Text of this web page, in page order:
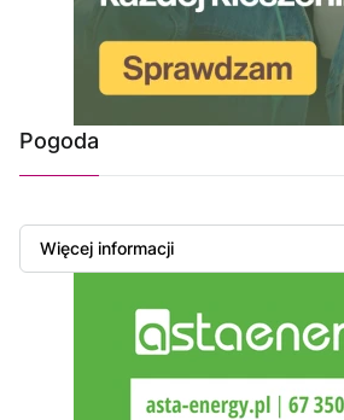
Pogoda
Więcej informacji